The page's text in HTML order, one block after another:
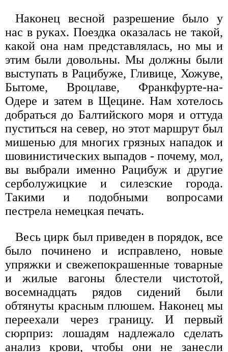
Наконец весной разрешение было у
нас в руках. Поездка оказалась не такой,
какой она нам представлялась, но мы и
этим были довольны. Мы должны были
выступать в Рацибуже, Гливице, Хожуве,
Бытоме, Вроцлаве, Франкфурте-на-
Одере и затем в Щецине. Нам хотелось
добраться до Балтийского моря и оттуда
пуститься на север, но этот маршрут был
мишенью для многих грязных нападок и
шовинистических выпадов - почему, мол,
вы выбрали именно Рацибуж и другие
серболужицкие и силезские города.
Такими и подобными вопросами
пестрела немецкая печать.
Весь цирк был приведен в порядок, все
было починено и исправлено, новые
упряжки и свежепокрашенные товарные
и жилые вагоны блестели чистотой,
восемнадцать рядов сидений были
обтянуты красным плюшем. Наконец мы
переехали через границу. И первый
сюрприз: лошадям надлежало сделать
анализ крови, чтобы они не занесли